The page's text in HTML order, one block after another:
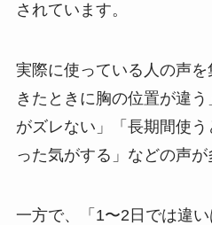
されています。
実際に使っている人の声
きたときに胸の位置が違
がズレない」「長期間使
った気がする」などの声が
一方で、「1〜2日では違